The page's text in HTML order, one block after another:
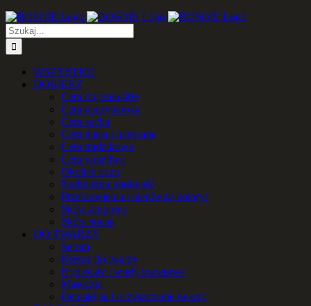
Szukaj
WSZYSTKO
DOBIERZ
Cera dojrzała 40+
Cera naczynkowa
Cera sucha
Cera tłusta i mieszana
Cera trądzikowa
Cera wrażliwa
Okolice oczu
Nadmierna potliwość
Przebarwienia i nierówny koloryt
Skóra atopowa
Skóra sucha
DO TWARZY
Serum
Kremy do twarzy
Hydrolaty i wody kwiatowe
Maseczki
Demakijaż i oczyszczanie twarzy